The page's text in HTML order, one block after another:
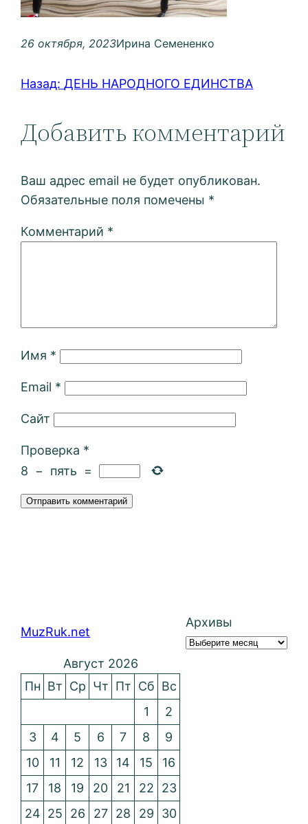
26 октября, 2023Ирина Семененко
Назад: ДЕНЬ НАРОДНОГО ЕДИНСТВА
Добавить комментарий
Ваш адрес email не будет опубликован.
Обязательные поля помечены *
Комментарий *
Имя *
Email *
Сайт
Проверка *
8 − пять =
MuzRuk.net
Архивы
Август 2026
Пн Вт Ср Чт Пт Сб Вс
1
2
3
4 5 6 7 8
9
10
11 12 13 14 15
16
17
18 19 20 21 22
23
24 25 26 27 28 29 30